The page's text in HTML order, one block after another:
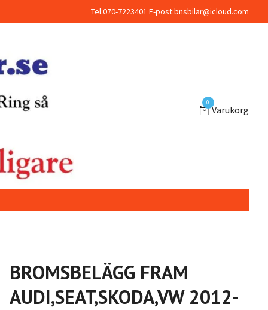
Tel.070-7223401 E-post:bnsbilar@icloud.com
0
Varukorg
BROMSBELÄGG FRAM
AUDI,SEAT,SKODA,VW 2012-